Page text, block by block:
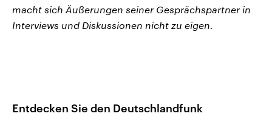
macht sich Äußerungen seiner Gesprächspartner in
Interviews und Diskussionen nicht zu eigen.
Entdecken Sie den Deutschlandfunk